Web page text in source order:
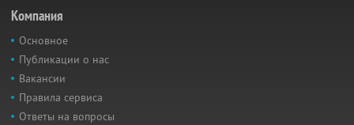
Компания
Основное
Публикации о нас
Вакансии
Правила сервиса
Ответы на вопросы